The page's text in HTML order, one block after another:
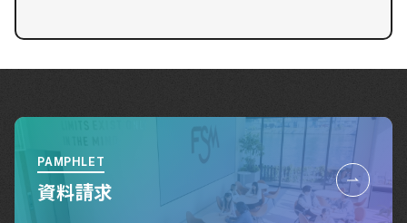
PAMPHLET
資料請求